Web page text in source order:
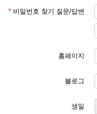
* 비밀번호 찾기 질문/답변
홈페이지
블로그
생일